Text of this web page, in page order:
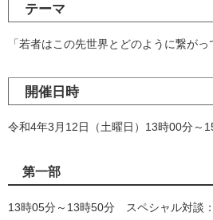
テーマ
「若者はこの先世界とどのように繋がっ
開催日時
令和4年3月12日（土曜日）13時00分～
第一部
13時05分～13時50分 スペシャル対談